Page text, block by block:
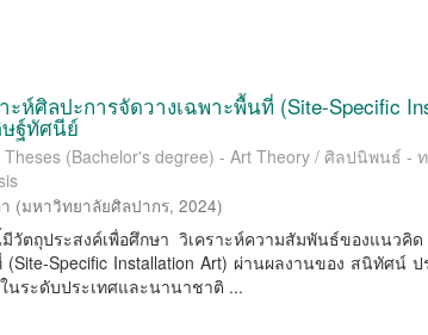
ะห์ศิลปะการจัดวางเฉพาะพื้นที่ (Site-Speciﬁc
ฐ์ทัศนีย์
Theses (Bachelor's degree) - Art Theory / ศิลปนิพนธ์ -
(มหาวิทยาลัยศิลปากร,2024)
วัตถุประสงค์เพื่อศึกษา วิเคราะห์ความสัมพันธ์ของแนวคิ
(Site-Speciﬁc Installation Art) ผ่านผลงานของ สนิทัศน์
นระดับประเทศและนานาชาติ ...